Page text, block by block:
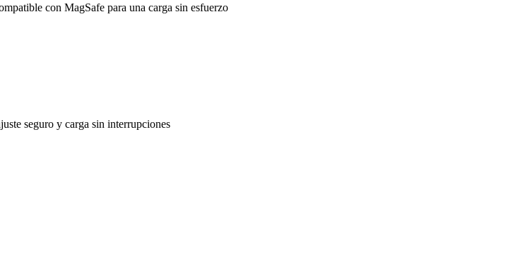
con MagSafe para una carga sin esfuerzo
seguro y carga sin interrupciones